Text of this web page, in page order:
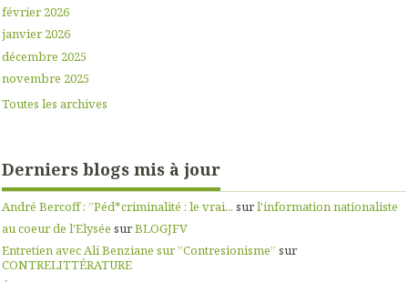
février 2026
janvier 2026
décembre 2025
novembre 2025
Toutes les archives
Derniers blogs mis à jour
André Bercoff : ”Péd*criminalité : le vrai... surl'information nationaliste
au coeur de l'Elysée surBLOGJFV
Entretien avec Ali Benziane sur ”Contresionisme” sur
CONTRELITTÉRATURE